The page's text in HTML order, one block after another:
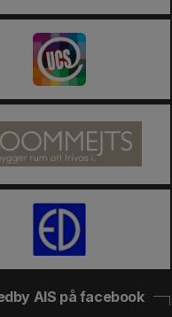
AIS på facebook